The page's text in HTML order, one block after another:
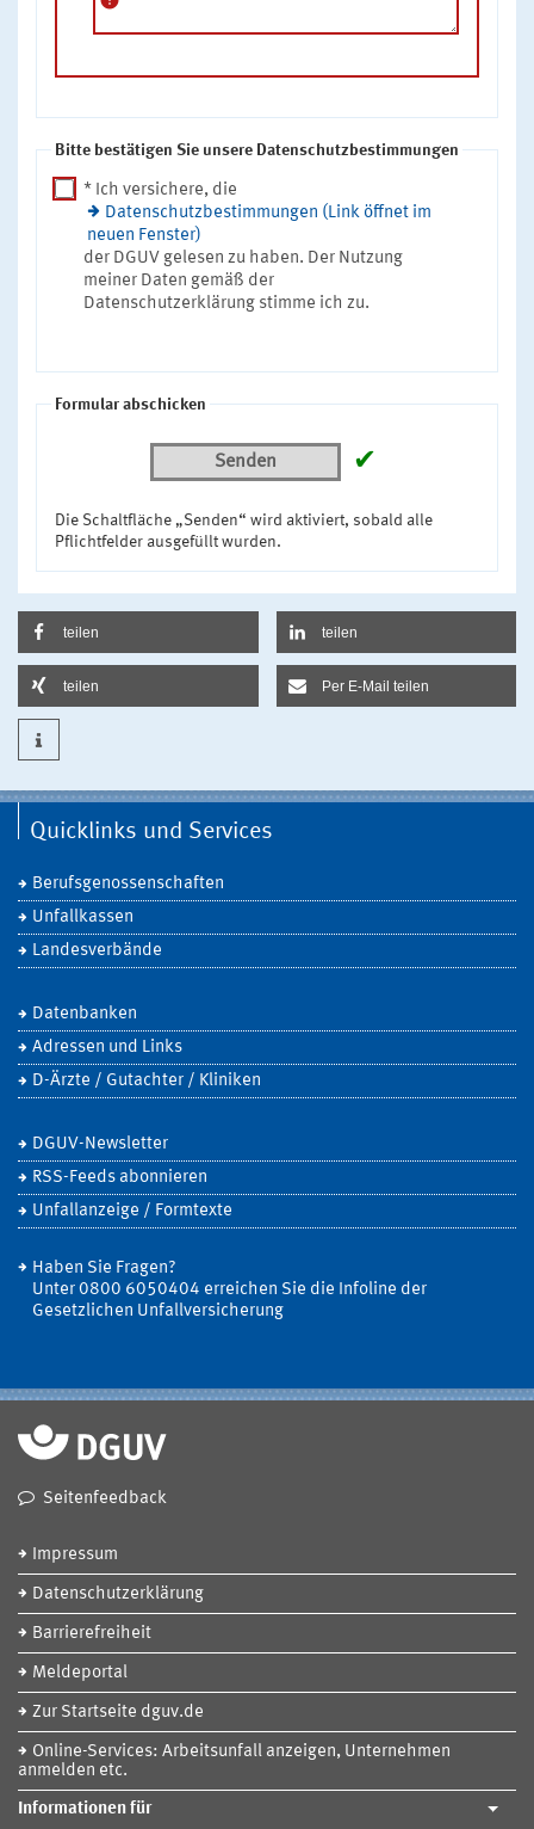
Bitte bestätigen Sie unsere Datenschutzbestimmungen
* Ich versichere, die
Datenschutzbestimmungen (Link öffnet im
neuen Fenster)
der DGUV gelesen zu haben. Der Nutzung
meiner Daten gemäß der
Datenschutzerklärung stimme ich zu.
Formular abschicken
Senden ✔
Die Schaltfläche „Senden“ wird aktiviert, sobald alle
Pflichtfelder ausgefüllt wurden.
teilen teilen
teilen Per E-Mail teilen
Quicklinks und Services
Berufsgenossenschaften
Unfallkassen
Landesverbände
Datenbanken
Adressen und Links
D-Ärzte / Gutachter / Kliniken
DGUV-Newsletter
RSS-Feeds abonnieren
Unfallanzeige / Formtexte
Haben Sie Fragen?
Unter 0800 6050404 erreichen Sie die Infoline der
Gesetzlichen Unfallversicherung
Seitenfeedback
Impressum
Datenschutzerklärung
Barrierefreiheit
Meldeportal
Zur Startseite dguv.de
Online-Services: Arbeitsunfall anzeigen, Unternehmen
anmelden etc.
Informationen für